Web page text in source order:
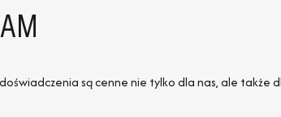
są cenne nie tylko dla nas, ale także